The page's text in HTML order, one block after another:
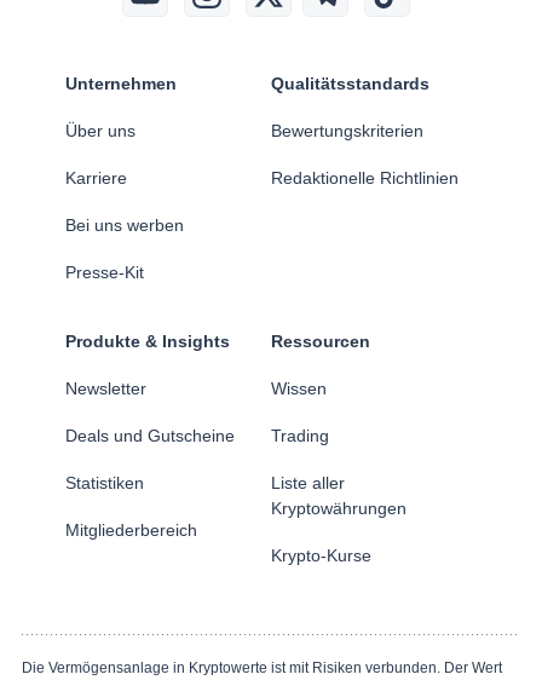
Unternehmen
Über uns
Karriere
Bei uns werben
Presse-Kit
Qualitätsstandards
Bewertungskriterien
Redaktionelle Richtlinien
Produkte & Insights
Newsletter
Deals und Gutscheine
Statistiken
Mitgliederbereich
Ressourcen
Wissen
Trading
Liste aller
Kryptowährungen
Krypto-Kurse
Die Vermögensanlage in Kryptowerte ist mit Risiken verbunden. Der Wert